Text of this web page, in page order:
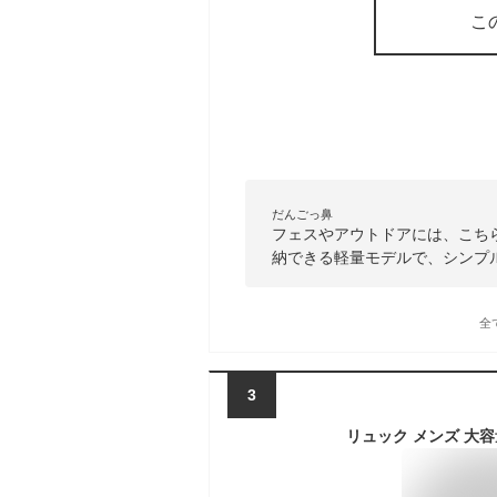
こ
だんごっ鼻
フェスやアウトドアには、こ
納できる軽量モデルで、シンプ
全
3